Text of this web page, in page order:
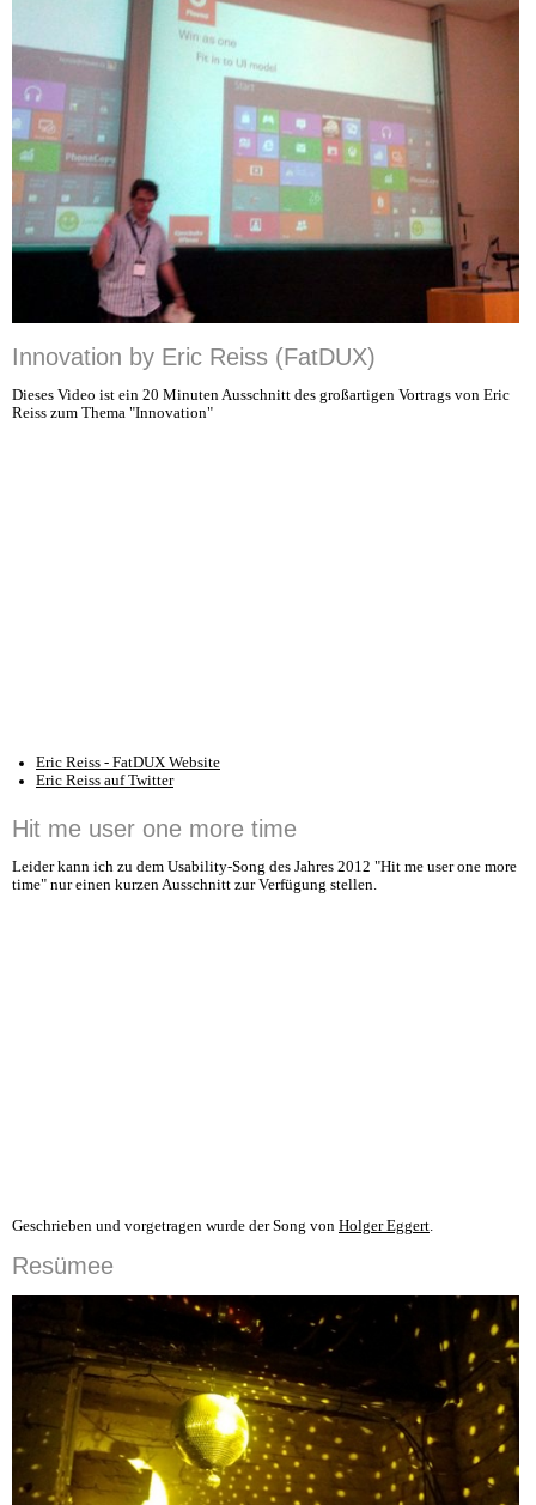
Innovation by Eric Reiss (FatDUX)
Dieses Video ist ein 20 Minuten Ausschnitt des großartigen Vortrags von Eric
Reiss zum Thema "Innovation"
Eric Reiss - FatDUX Website
Eric Reiss auf Twitter
Hit me user one more time
Leider kann ich zu dem Usability-Song des Jahres 2012 "Hit me user one more
time" nur einen kurzen Ausschnitt zur Verfügung stellen.
Geschrieben und vorgetragen wurde der Song von Holger Eggert.
Resümee